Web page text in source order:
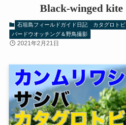
Black-winged kite
石垣島フィールドガイド日記 カタグロトビ
バードウオッチング＆野鳥撮影
2021年2月21日